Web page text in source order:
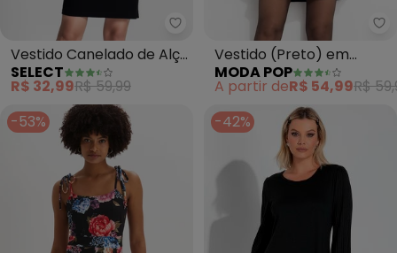
Select - Vestido Canelado de
Vestido Canelado de Alça
(Preto)
SELECT
R$ 32,99R$ 59,99
Vestido (Preto) em
Malha
MODA POP
A partir deR$ 54,99R$
-53%
-42%